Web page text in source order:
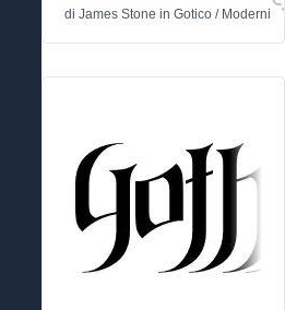
di James Stone in Gotico / Moderni